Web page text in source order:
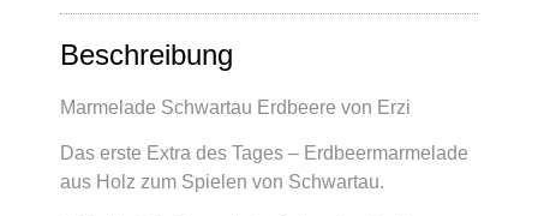
Beschreibung
Marmelade Schwartau Erdbeere von Erzi
Das erste Extra des Tages – Erdbeermarmelade
aus Holz zum Spielen von Schwartau.